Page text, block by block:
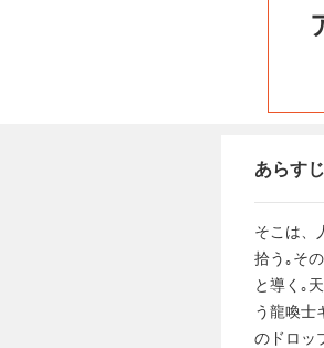
あらす
そこは、
拾う｡そ
と導く｡
う龍喚士
のドロッ